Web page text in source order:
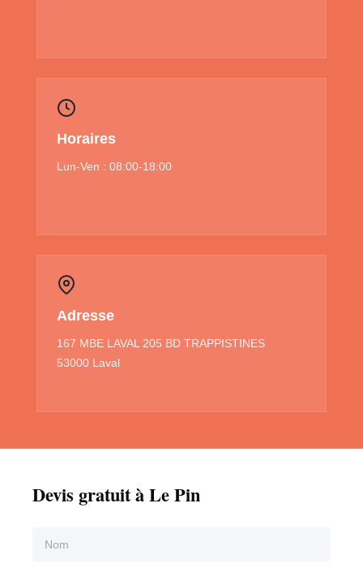
Horaires
Lun-Ven : 08:00-18:00
Adresse
167 MBE LAVAL 205 BD TRAPPISTINES
53000 Laval
Devis gratuit à Le Pin